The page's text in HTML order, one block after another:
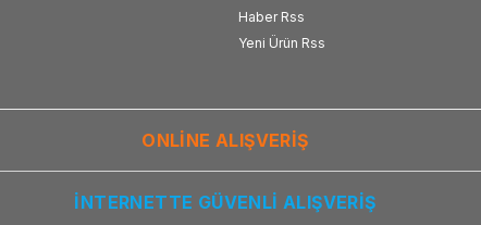
Haber Rss
Yeni Ürün Rss
ONLİNE ALIŞVERİŞ
İNTERNETTE GÜVENLİ ALIŞVERİŞ